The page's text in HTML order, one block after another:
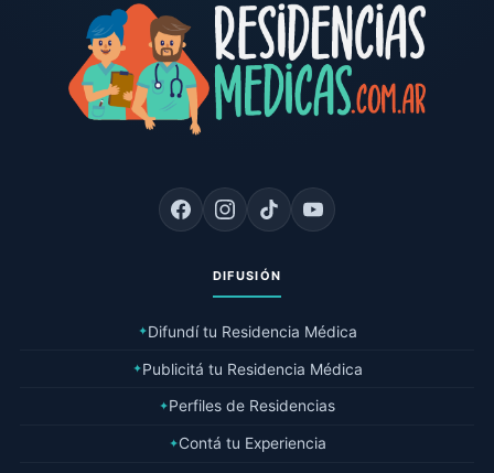
DIFUSIÓN
✦Difundí tu Residencia Médica
✦Publicitá tu Residencia Médica
✦Perfiles de Residencias
✦Contá tu Experiencia